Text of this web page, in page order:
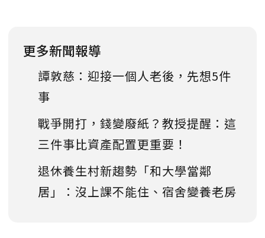
更多新聞報導
譚敦慈：迎接一個人老後，先想5件
事
戰爭開打，錢變廢紙？教授提醒：這
三件事比資產配置更重要！
退休養生村新趨勢「和大學當鄰
居」：沒上課不能住、宿舍變養老房